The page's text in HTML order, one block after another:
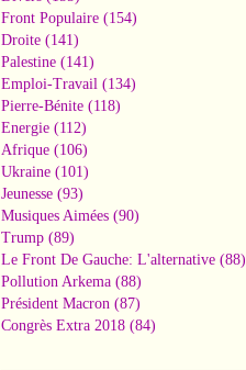
Front Populaire (154)
Droite (141)
Palestine (141)
Emploi-Travail (134)
Pierre-Bénite (118)
Energie (112)
Afrique (106)
Ukraine (101)
Jeunesse (93)
Musiques Aimées (90)
Trump (89)
Le Front De Gauche: L'alternative (88)
Pollution Arkema (88)
Président Macron (87)
Congrès Extra 2018 (84)